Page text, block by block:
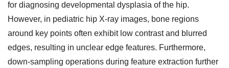
for diagnosing developmental dysplasia of the hip.
However, in pediatric hip X-ray images, bone regions
around key points often exhibit low contrast and blurred
edges, resulting in unclear edge features. Furthermore,
down-sampling operations during feature extraction further